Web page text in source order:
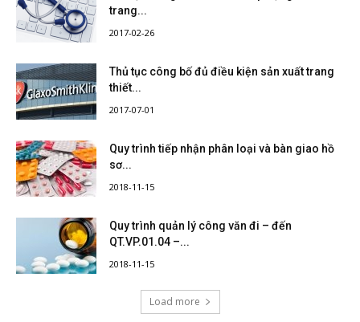
trang...
2017-02-26
Thủ tục công bố đủ điều kiện sản xuất trang
thiết...
2017-07-01
Quy trình tiếp nhận phân loại và bàn giao hồ
sơ...
2018-11-15
Quy trình quản lý công văn đi – đến
QT.VP.01.04 –...
2018-11-15
Load more